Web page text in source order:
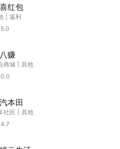
红包
返利
5.0
赚
商城
其他
0.0
本田
社区
其他
4.7